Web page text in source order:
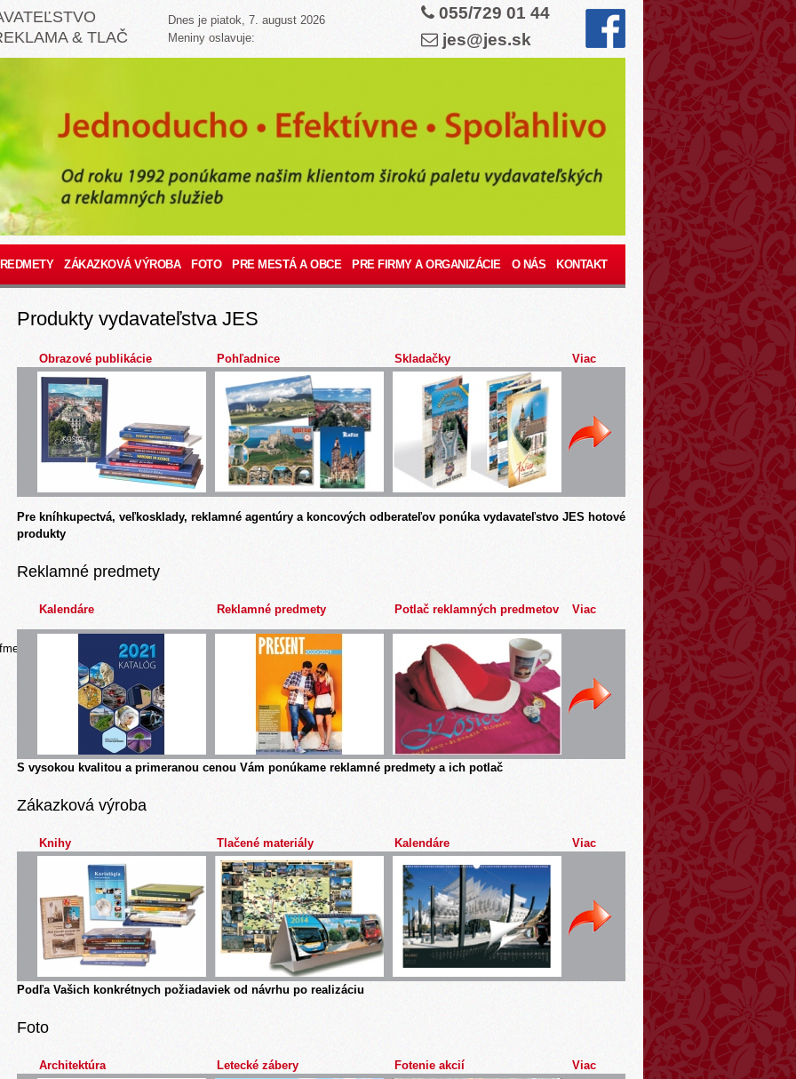
& TLAČ
Dnes je piatok, 7. august 2026
Meniny oslavuje:
055/729 01 44
jes@jes.sk
ZÁKAZKOVÁ VÝROBA FOTO PRE MESTÁ A OBCE PRE FIRMY A ORGANIZÁCIE O NÁS KONTAKT
Produkty vydavateľstva JES
Obrazové publikácie Pohľadnice Skladačky Viac
Pre kníhkupectvá, veľkosklady, reklamné agentúry a koncových odberateľov ponúka vydavateľstvo JES hotové
produkty
Reklamné predmety
Kalendáre Reklamné predmety Potlač reklamných predmetov Viac
S vysokou kvalitou a primeranou cenou Vám ponúkame reklamné predmety a ich potlač
Zákazková výroba
Knihy Tlačené materiály Kalendáre Viac
Podľa Vašich konkrétnych požiadaviek od návrhu po realizáciu
Foto
Architektúra Letecké zábery Fotenie akcií Viac